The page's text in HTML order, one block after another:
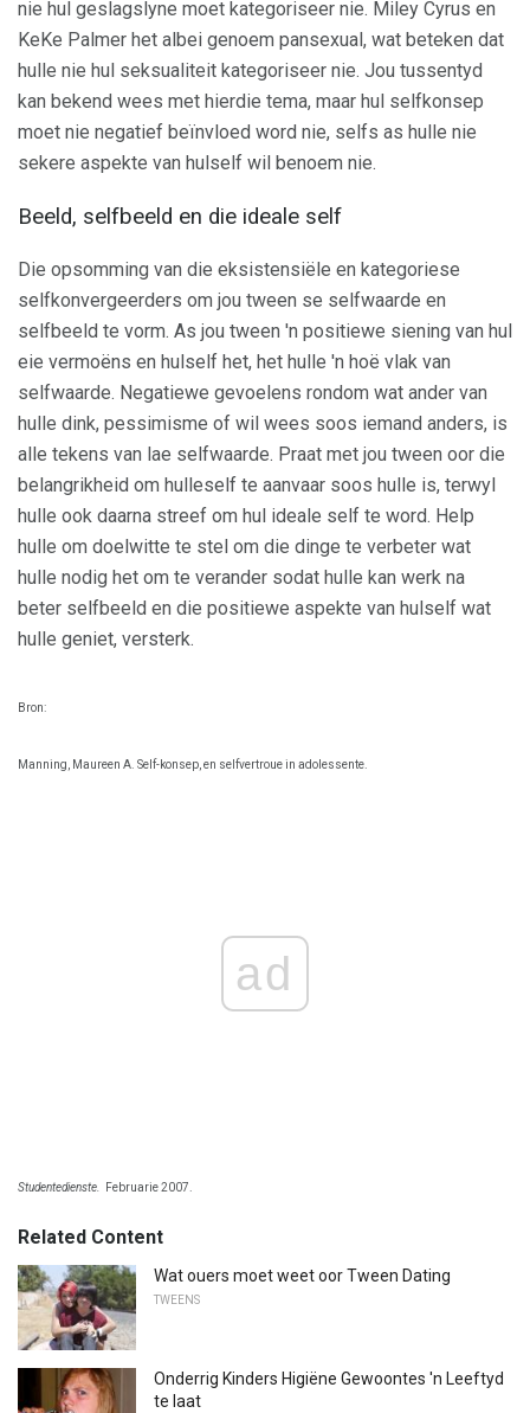
nie hul geslagslyne moet kategoriseer nie. Miley Cyrus en
KeKe Palmer het albei genoem pansexual, wat beteken dat
hulle nie hul seksualiteit kategoriseer nie. Jou tussentyd
kan bekend wees met hierdie tema, maar hul selfkonsep
moet nie negatief beïnvloed word nie, selfs as hulle nie
sekere aspekte van hulself wil benoem nie.
Beeld, selfbeeld en die ideale self
Die opsomming van die eksistensiële en kategoriese
selfkonvergeerders om jou tween se selfwaarde en
selfbeeld te vorm. As jou tween 'n positiewe siening van hul
eie vermoëns en hulself het, het hulle 'n hoë vlak van
selfwaarde. Negatiewe gevoelens rondom wat ander van
hulle dink, pessimisme of wil wees soos iemand anders, is
alle tekens van lae selfwaarde. Praat met jou tween oor die
belangrikheid om hulleself te aanvaar soos hulle is, terwyl
hulle ook daarna streef om hul ideale self te word. Help
hulle om doelwitte te stel om die dinge te verbeter wat
hulle nodig het om te verander sodat hulle kan werk na
beter selfbeeld en die positiewe aspekte van hulself wat
hulle geniet, versterk.
Bron:
Manning, Maureen A. Self-konsep, en selfvertroue in adolessente.
ad
Studentedienste. Februarie 2007.
Related Content
Wat ouers moet weet oor Tween Dating
TWEENS
Onderrig Kinders Higiëne Gewoontes 'n Leeftyd
te laat